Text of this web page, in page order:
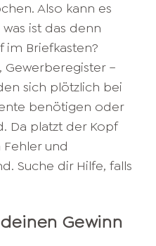
Also kann es
ist das denn
im Briefkasten?
Gewerberegister –
sich plötzlich bei
benötigen oder
Da platzt der Kopf
und
Suche dir Hilfe, falls
Gewinn